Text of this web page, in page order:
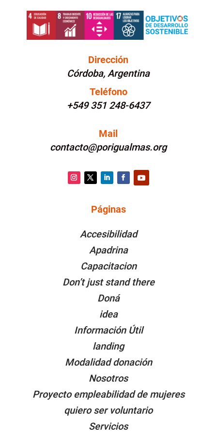
Dirección
Córdoba, Argentina
Teléfono
+549 351 248-6437
Mail
contacto@porigualmas.org
Facebook
Páginas
Accesibilidad
Apadrina
Capacitacion
Don’t just stand there
Doná
idea
Información Útil
landing
Modalidad donación
Nosotros
Proyecto empleabilidad de mujeres
quiero ser voluntario
Servicios